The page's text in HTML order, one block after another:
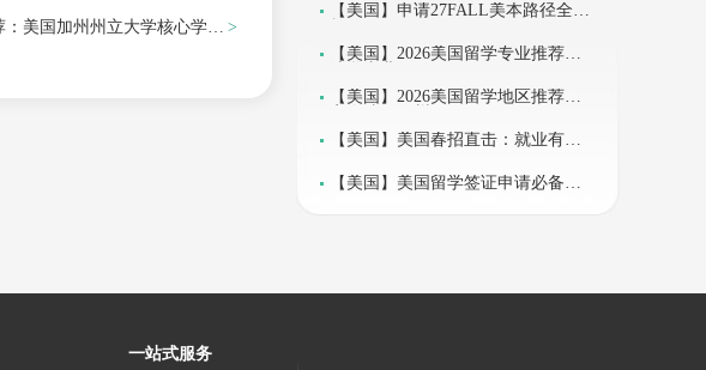
掌握PyTorch和TensorFlow等
规划）和一位行业导师（来自
：美国加州州立大学核心学科
【美国】申请27FALL美本路径全解
【美国】2026美国留学专业推荐：
【美国】2026美国留学地区推荐：
【美国】美国春招直击：就业有何
【美国】美国留学签证申请必备文
一站式服务